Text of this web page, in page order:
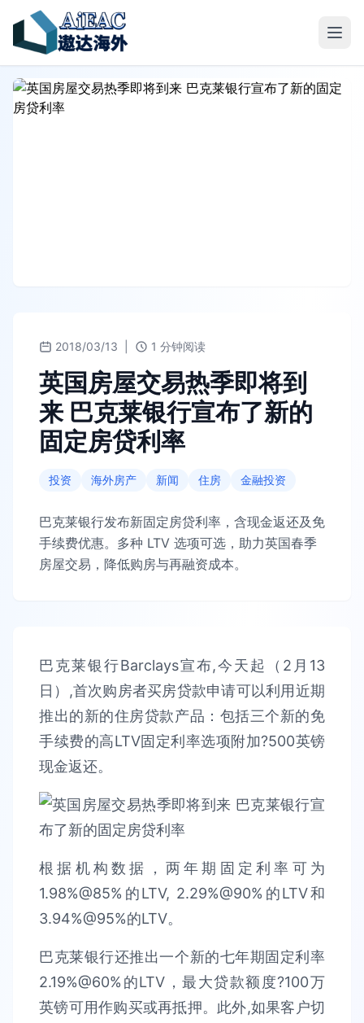
2018/03/13 1 分钟阅读
英国房屋交易热季即将到
来 巴克莱银行宣布了新的
固定房贷利率
投资 海外房产 新闻 住房 金融投资
巴克莱银行发布新固定房贷利率，含现金返还及免
手续费优惠。多种 LTV 选项可选，助力英国春季
房屋交易，降低购房与再融资成本。
巴克莱银行Barclays宣布,今天起（2月13
日）,首次购房者买房贷款申请可以利用近期
推出的新的住房贷款产品：包括三个新的免
手续费的高LTV固定利率选项附加?500英镑
现金返还。
根据机构数据，两年期固定利率可为
1.98%@85%的LTV, 2.29%@90%的LTV和
3.94%@95%的LTV。
巴克莱银行还推出一个新的七年期固定利率
2.19%@60%的LTV，最大贷款额度?100万
英镑可用作购买或再抵押。此外,如果客户切